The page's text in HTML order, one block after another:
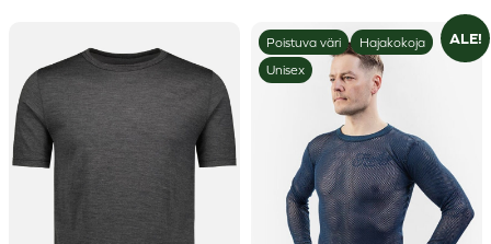
ALE!
Poistuva väri
Hajakokoja
Unisex